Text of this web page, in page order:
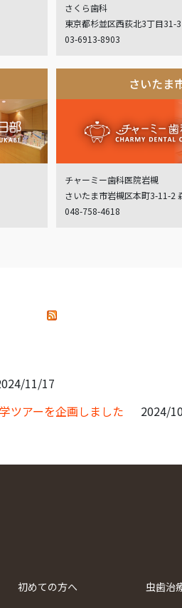
さくら歯科
東京都杉並区西荻北3丁目31-3
03-6913-8903
さいたま
チャーミー歯科医院岩槻
さいたま市岩槻区本町3-11-2
048-758-4618
11/17
ツアーを企画しました
2024/
初めての方へ
虫歯治